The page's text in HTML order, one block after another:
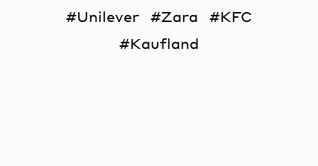
Unilever
Zara
KFC
Kaufland